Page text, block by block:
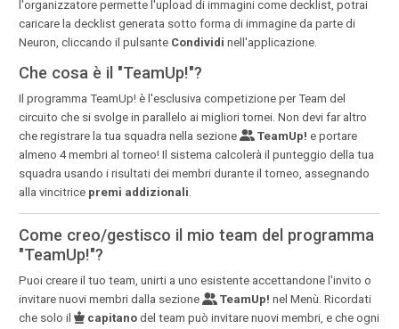
l'organizzatore permette l'upload di immagini come decklist, potrai
caricare la decklist generata sotto forma di immagine da parte di
Neuron, cliccando il pulsante Condividi nell'applicazione.
Che cosa è il "TeamUp!"?
Il programma TeamUp! è l'esclusiva competizione per Team del
circuito che si svolge in parallelo ai migliori tornei. Non devi far altro
che registrare la tua squadra nella sezione
TeamUp! e portare
almeno 4 membri al torneo! Il sistema calcolerà il punteggio della tua
squadra usando i risultati dei membri durante il torneo, assegnando
alla vincitrice premi addizionali
Come creo/gestisco il mio team del programma
"TeamUp!"?
Puoi creare il tuo team, unirti a uno esistente accettandone l'invito o
invitare nuovi membri dalla sezione
TeamUp! nel Menù. Ricordati
che solo il
capitanodel team può invitare nuovi membri, e che ogni